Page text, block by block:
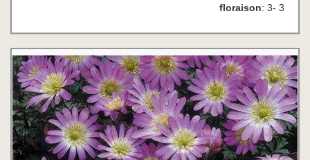
floraison: 3- 3